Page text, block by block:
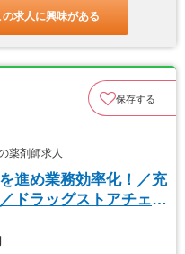
の求人に興味がある
保存する
薬剤師求人
進め業務効率化！／充
ドラッグストアチェー